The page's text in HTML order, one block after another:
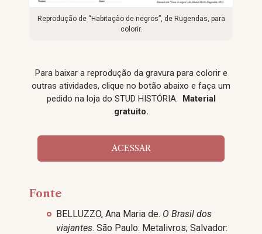
Reprodução de “Habitação de negros”, de Rugendas, para
colorir.
Para baixar a reprodução da gravura para colorir e
outras atividades, clique no botão abaixo e faça um
pedido na loja do STUD HISTÓRIA. Material
gratuito.
ACESSAR
Fonte
BELLUZZO, Ana Maria de. O Brasil dos
viajantes. São Paulo: Metalivros; Salvador: